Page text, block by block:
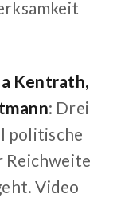
Kentrath,
: Drei
politische
Video